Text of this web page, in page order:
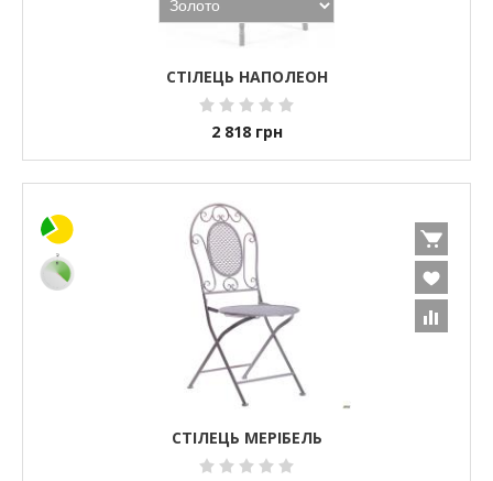
СТІЛЕЦЬ НАПОЛЕОН
2 818 грн
СТІЛЕЦЬ МЕРІБЕЛЬ